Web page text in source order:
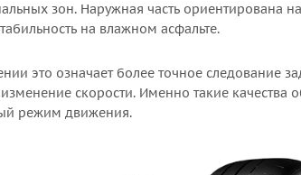
зон. Наружная часть ориентирована
на влажном асфальте.
это означает более точное следование
скорости. Именно такие
режим движения.